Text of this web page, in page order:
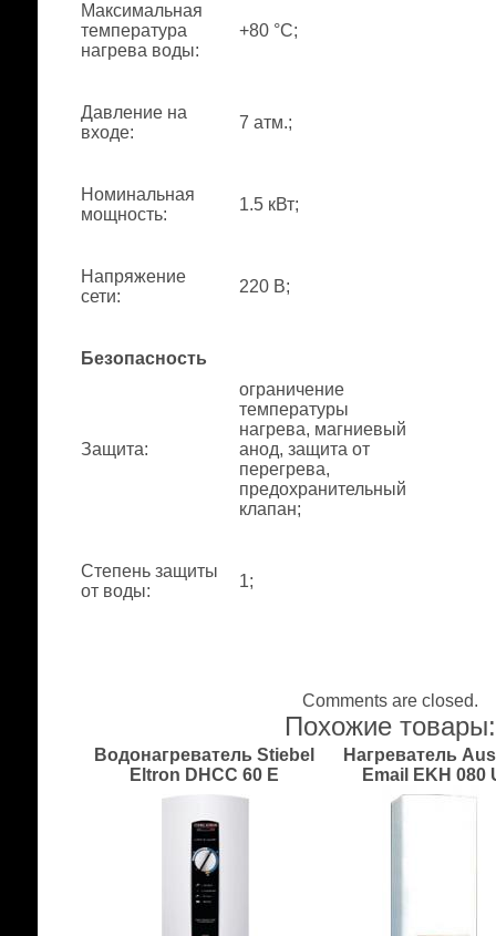
Максимальная
температура
нагрева воды:
+80 °С;
Давление на
входе:
7 атм.;
Номинальная
мощность:
1.5 кВт;
Напряжение
сети:
220 В;
Безопасность
Защита:
ограничение
температуры
нагрева, магниевый
анод, защита от
перегрева,
предохранительный
клапан;
Степень защиты
от воды:
1;
Comments are closed.
Похожие товары:
Водонагреватель Stiebel
Eltron DHCC 60 E
Нагреватель
Email EKH 080